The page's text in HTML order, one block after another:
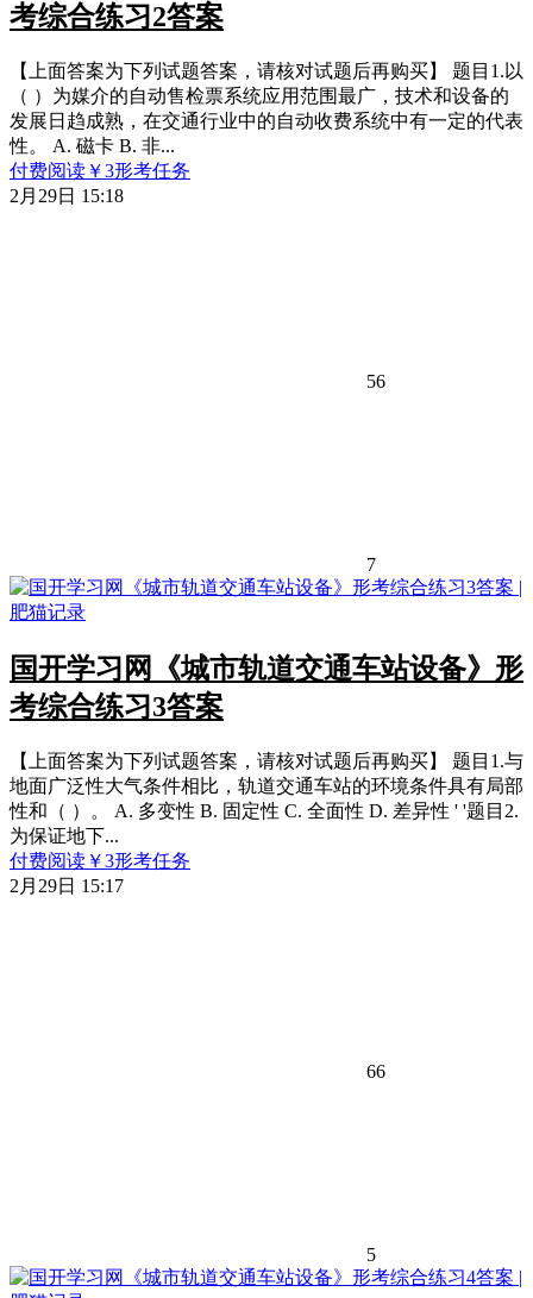
考综合练习2答案
【上面答案为下列试题答案，请核对试题后再购买】 题目1.以
（ ）为媒介的自动售检票系统应用范围最广，技术和设备的
发展日趋成熟，在交通行业中的自动收费系统中有一定的代表
性。 A. 磁卡 B. 非...
付费阅读 ￥3形考任务
2月29日 15:18
56
7
国开学习网《城市轨道交通车站设备》形
考综合练习3答案
【上面答案为下列试题答案，请核对试题后再购买】 题目1.与
地面广泛性大气条件相比，轨道交通车站的环境条件具有局部
性和（ ）。 A. 多变性 B. 固定性 C. 全面性 D. 差异性 ' '题目2.
为保证地下...
付费阅读 ￥3形考任务
2月29日 15:17
66
5